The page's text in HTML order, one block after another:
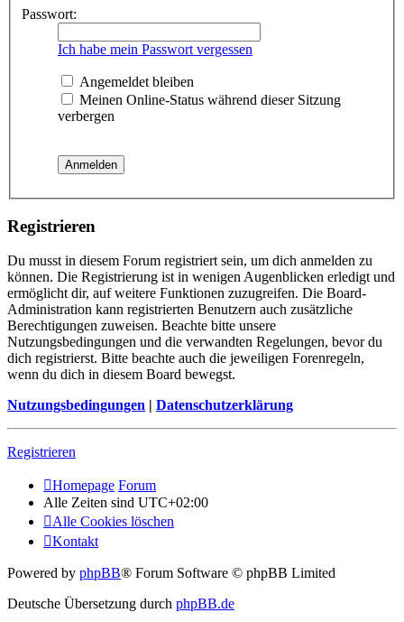
Passwort:
Ich habe mein Passwort vergessen
Angemeldet bleiben
Meinen Online-Status während dieser Sitzung
verbergen
Registrieren
Du musst in diesem Forum registriert sein, um dich anmelden zu
können. Die Registrierung ist in wenigen Augenblicken erledigt und
ermöglicht dir, auf weitere Funktionen zuzugreifen. Die Board-
Administration kann registrierten Benutzern auch zusätzliche
Berechtigungen zuweisen. Beachte bitte unsere
Nutzungsbedingungen und die verwandten Regelungen, bevor du
dich registrierst. Bitte beachte auch die jeweiligen Forenregeln,
wenn du dich in diesem Board bewegst.
Nutzungsbedingungen | Datenschutzerklärung
Registrieren
Homepage Forum
Alle Zeiten sind UTC+02:00
Alle Cookies löschen
Kontakt
Powered by phpBB® Forum Software © phpBB Limited
Deutsche Übersetzung durch phpBB.de